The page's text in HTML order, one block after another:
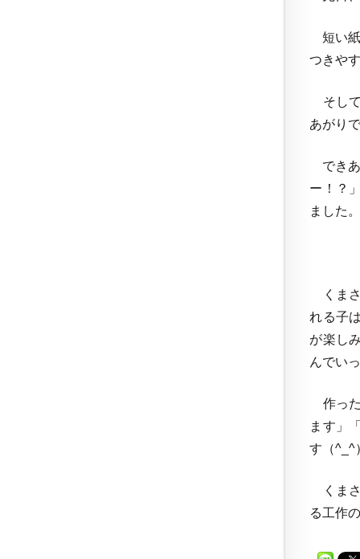
短い紙
つきや
そして
あがり
できあ
ー！？
ました
くまさ
れる子
が楽し
んでい
作った
ます」
す（^_^
くまさ
る工作